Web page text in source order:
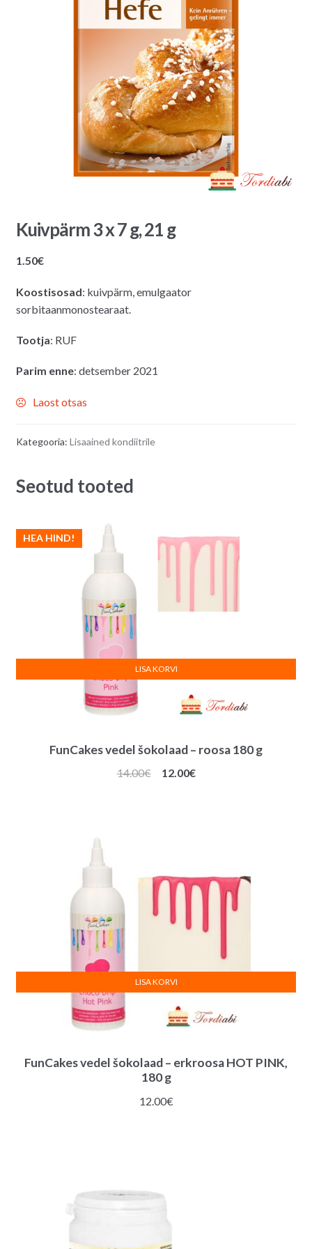
Kuivpärm 3 x 7 g, 21 g
1.50€
Koostisosad: kuivpärm, emulgaator
sorbitaanmonostearaat.
Tootja: RUF
Parim enne: detsember 2021
Laost otsas
Kategooria: Lisaained kondiitrile
Seotud tooted
FunCakes vedel šokolaad – roosa 180 g
HEA HIND!
14.00€
Algne
12.00€Praegune
LISA KORVI
FunCakes vedel šokolaad – erkroosa HOT PINK,
180 g
12.00€
LISA KORVI